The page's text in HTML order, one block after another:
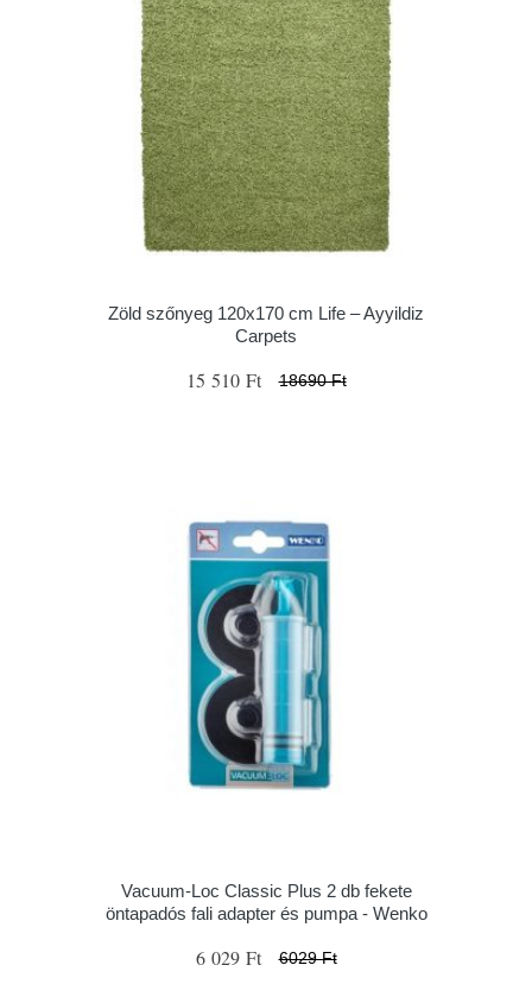
Zöld szőnyeg 120x170 cm Life – Ayyildiz
Carpets
15 510 Ft 18690 Ft
Vacuum-Loc Classic Plus 2 db fekete
öntapadós fali adapter és pumpa - Wenko
6 029 Ft 6029 Ft